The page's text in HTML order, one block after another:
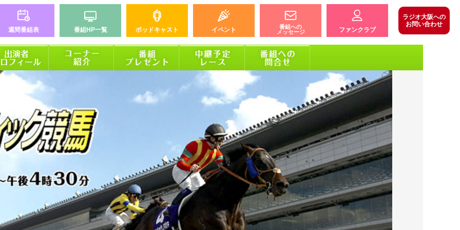
週間番組表 番組HP一覧 ポッドキャスト イベント
番組への
メッセージ
ファンクラブ
ラジオ大阪への
お問い合わせ